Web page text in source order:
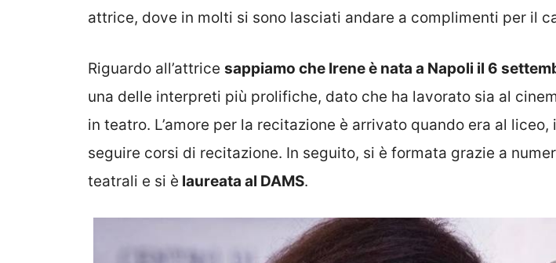
attrice, dove in molti si sono lasciati andare a complimenti per il
Riguardo all’attrice sappiamo che Irene è nata a Napoli il 6
una delle interpreti più prolifiche, dato che ha lavorato sia al
in teatro. L’amore per la recitazione è arrivato quando era al liceo,
seguire corsi di recitazione. In seguito, si è formata grazie a
teatrali e si è laureata al DAMS.